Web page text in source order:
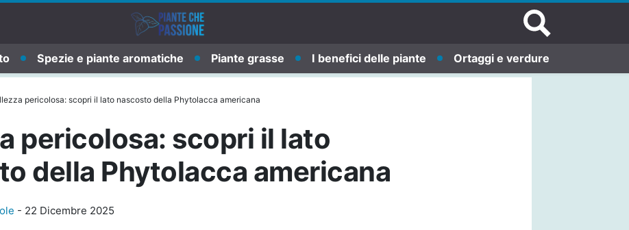
Spezie e piante aromatiche Piante grasse I benefici delle piante Ortaggi e verdure
pericolosa: scopri il lato nascosto della Phytolacca americana
pericolosa: scopri il lato
della Phytolacca americana
- 22 Dicembre 2025